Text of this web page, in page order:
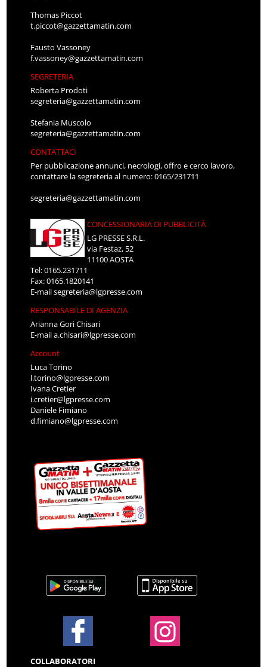
Thomas Piccot
t.piccot@gazzettamatin.com
Fausto Vassoney
f.vassoney@gazzettamatin.com
SEGRETERIA
Roberta Prodoti
segreteria@gazzettamatin.com
Stefania Muscolo
segreteria@gazzettamatin.com
CONTATTACI
Per pubblicazione annunci, necrologi, offro e cerco lavoro,
contattare la segreteria al numero: 0165/231711
segreteria@gazzettamatin.com
CONCESSIONARIA DI PUBBLICITÀ
LG PRESSE S.R.L.
via Festaz, 52
11100 AOSTA
Tel: 0165.231711
Fax: 0165.1820141
E-mailsegreteria@lgpresse.com
RESPONSABILE DI AGENZIA
Arianna Gori Chisari
E-maila.chisari@lgpresse.com
Account
Luca Torino
l.torino@lgpresse.com
Ivana Cretier
i.cretier@lgpresse.com
Daniele Fimiano
d.fimiano@lgpresse.com
COLLABORATORI